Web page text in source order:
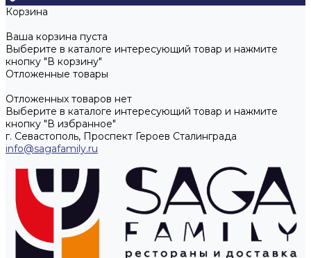
Корзина
Ваша корзина пуста
Выберите в каталоге интересующий товар и нажмите
кнопку "В корзину"
Отложенные товары
Отложенных товаров нет
Выберите в каталоге интересующий товар и нажмите
кнопку "В избранное"
г. Севастополь, Проспект Героев Сталинграда
info@sagafamily.ru